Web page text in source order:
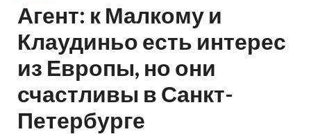
Агент: к Малкому и
Клаудиньо есть интерес
из Европы, но они
счастливы в Санкт-
Петербурге